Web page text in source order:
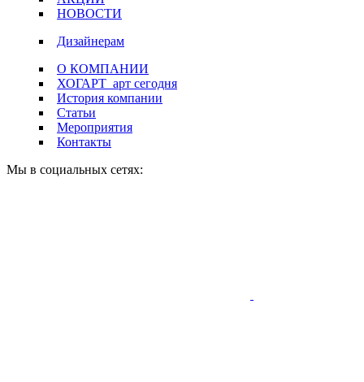
НОВОСТИ
Дизайнерам
О КОМПАНИИ
ХОГАРТ_арт сегодня
История компании
Статьи
Мероприятия
Контакты
Мы в социальных сетях: